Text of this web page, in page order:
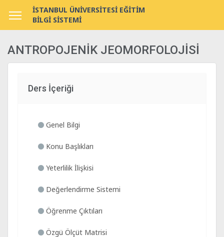
İSTANBUL ÜNİVERSİTESİ EĞİTİM
BİLGİ SİSTEMİ
ANTROPOJENİK JEOMORFOLOJİSİ
Ders İçeriği
Genel Bilgi
Konu Başlıkları
Yeterlilik İlişkisi
Değerlendirme Sistemi
Öğrenme Çıktıları
Özgü Ölçüt Matrisi